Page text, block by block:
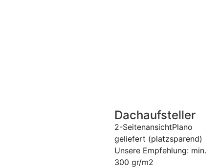
Dachaufsteller
2-SeitenansichtPlano
geliefert (platzsparend)
Unsere Empfehlung: min.
300 gr/m2